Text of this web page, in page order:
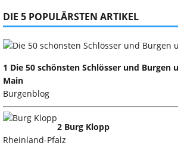
DIE 5 POPULÄRSTEN ARTIKEL
1 Die 50 schönsten Schlösser und Burgen
Main
Burgenblog
2 Burg Klopp
Rheinland-Pfalz